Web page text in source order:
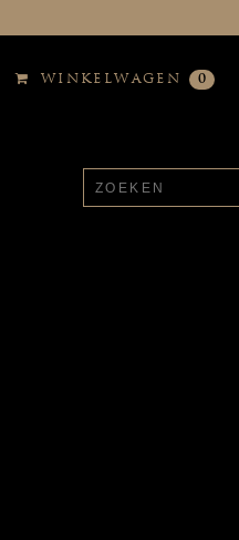
WINKELWAGEN 0